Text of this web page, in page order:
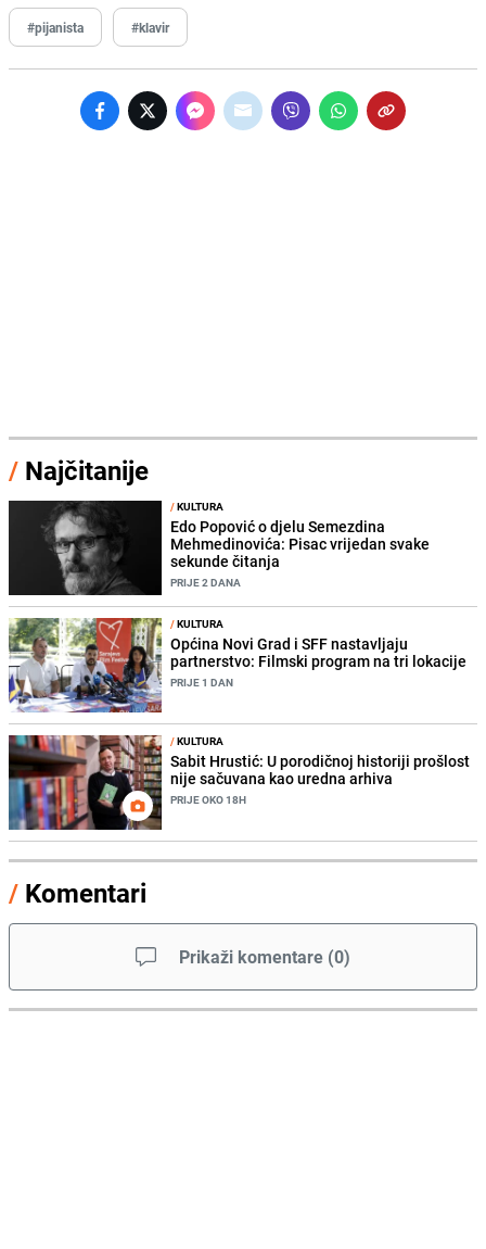
#pijanista #klavir
/ Najčitanije
/KULTURA
Edo Popović o djelu Semezdina
Mehmedinovića: Pisac vrijedan svake
sekunde čitanja
PRIJE 2 DANA
/KULTURA
Općina Novi Grad i SFF nastavljaju
partnerstvo: Filmski program na tri lokacije
PRIJE 1 DAN
/KULTURA
Sabit Hrustić: U porodičnoj historiji prošlost
nije sačuvana kao uredna arhiva
PRIJE OKO 18H
/ Komentari
Prikaži komentare (0)